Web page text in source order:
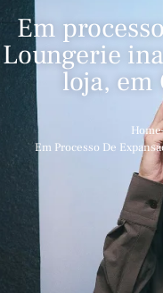
Em
Loungerie
loja, em
Home
Em Processo De